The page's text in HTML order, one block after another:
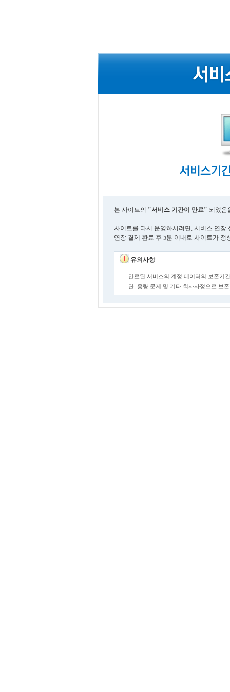
본 사이트의 "서비스 기간이 만료" 되었음
사이트를 다시 운영하시려면, 서비스 연장
연장 결제 완료 후 5분 이내로 사이트가 정
유의사항
- 만료된 서비스의 계정 데이터의 보존기
- 단, 용량 문제 및 기타 회사사정으로 보